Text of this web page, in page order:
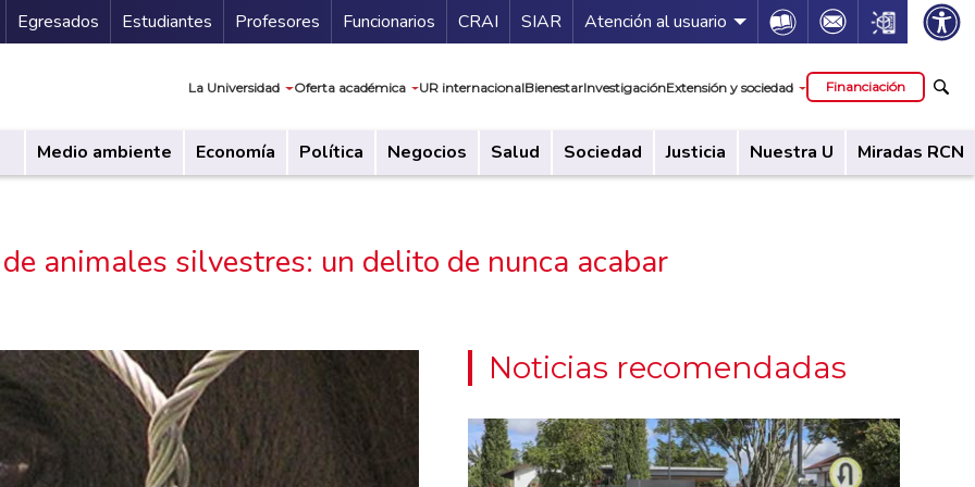
Secundario
Egresados Estudiantes Profesores Funcionarios Guía de servicios
CRAI SIAR Atención al usuario Icon Icon Icon
La Universidad Oferta académica UR internacionalBienestarInvestigaciónExtensión y sociedad Financiación
Medio ambiente Economía Política Negocios Salud Sociedad Justicia Nuestra U Miradas RCN
animales silvestres: un delito de nunca acabar
Noticias recomendadas